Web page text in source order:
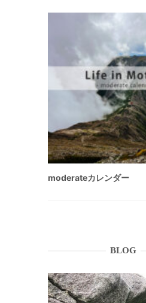
moderateカレンダー
BLOG